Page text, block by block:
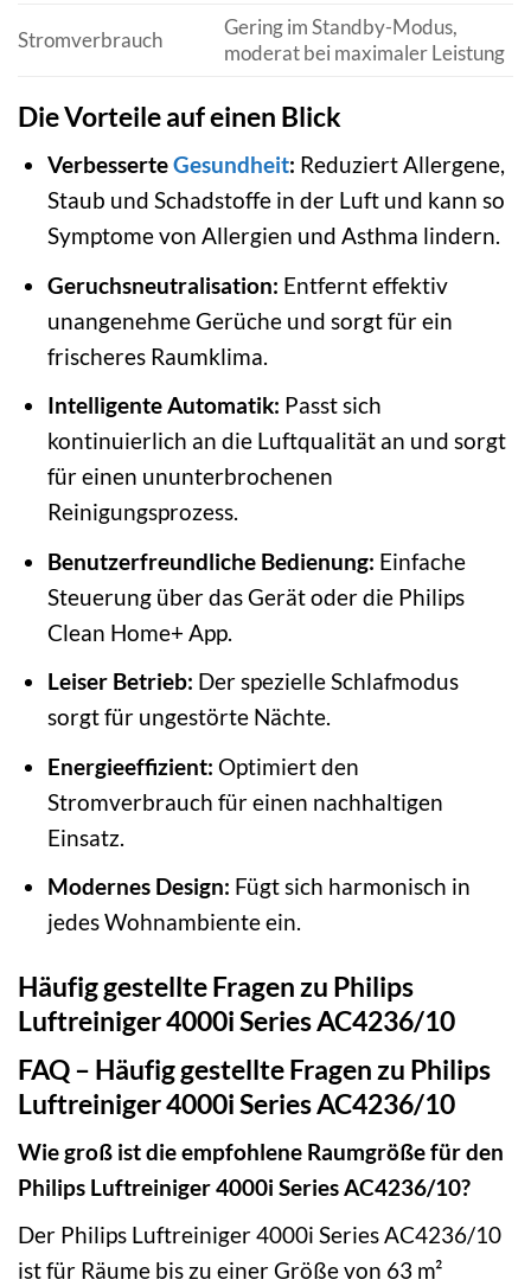
Stromverbrauch
Gering im Standby-Modus,
moderat bei maximaler Leistung
Die Vorteile auf einen Blick
VerbesserteGesundheit: Reduziert Allergene,
Staub und Schadstoffe in der Luft und kann so
Symptome von Allergien und Asthma lindern.
Geruchsneutralisation: Entfernt effektiv
unangenehme Gerüche und sorgt für ein
frischeres Raumklima.
Intelligente Automatik: Passt sich
kontinuierlich an die Luftqualität an und sorgt
für einen ununterbrochenen
Reinigungsprozess.
Benutzerfreundliche Bedienung: Einfache
Steuerung über das Gerät oder die Philips
Clean Home+ App.
Leiser Betrieb: Der spezielle Schlafmodus
sorgt für ungestörte Nächte.
Energieeffizient: Optimiert den
Stromverbrauch für einen nachhaltigen
Einsatz.
Modernes Design: Fügt sich harmonisch in
jedes Wohnambiente ein.
Häufig gestellte Fragen zu Philips
Luftreiniger 4000i Series AC4236/10
FAQ – Häufig gestellte Fragen zu Philips
Luftreiniger 4000i Series AC4236/10
Wie groß ist die empfohlene Raumgröße für den
Philips Luftreiniger 4000i Series AC4236/10?
Der Philips Luftreiniger 4000i Series AC4236/10
ist für Räume bis zu einer Größe von 63 m²